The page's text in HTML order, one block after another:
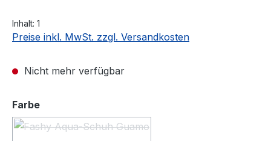
Inhalt: 1
Preise inkl. MwSt. zzgl. Versandkosten
Nicht mehr verfügbar
Farbeauswählen